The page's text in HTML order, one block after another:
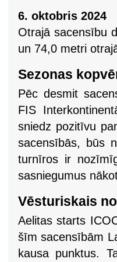
6. oktobris 2024
Otrajā sacensību
un 74,0 metri
Sezonas
Pēc desmit
FIS
sniedz pozitīvu
sacensībās, būs
turnīros ir
sasniegumus
Vēsturiskais
Aelitas starts
šīm sacensībām
kausa punktus.